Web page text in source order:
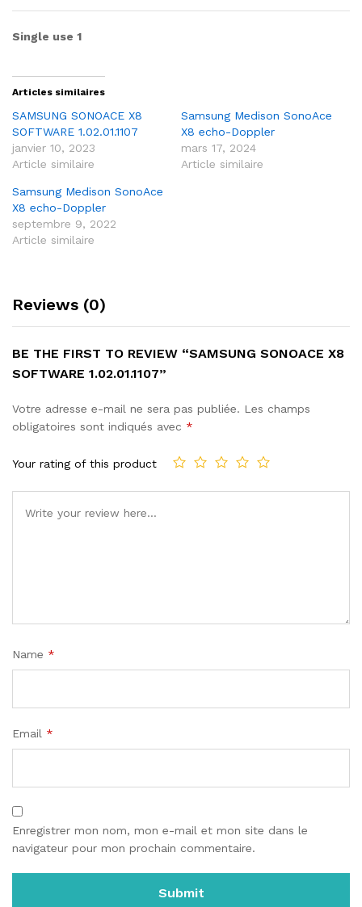
Single use 1
Articles similaires
SAMSUNG SONOACE X8
SOFTWARE 1.02.01.1107
janvier 10, 2023
Article similaire
Samsung Medison SonoAce
X8 echo-Doppler
mars 17, 2024
Article similaire
Samsung Medison SonoAce
X8 echo-Doppler
septembre 9, 2022
Article similaire
Reviews (0)
BE THE FIRST TO REVIEW “SAMSUNG SONOACE X8
SOFTWARE 1.02.01.1107”
Votre adresse e-mail ne sera pas publiée. Les champs
obligatoires sont indiqués avec *
Your rating of this product
Name *
Email *
Enregistrer mon nom, mon e-mail et mon site dans le
navigateur pour mon prochain commentaire.